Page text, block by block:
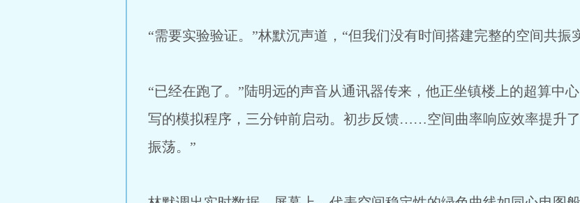
“需要实验验证。”林默沉声道，“但我们没有时间搭建完整的空间共振
“已经在跑了。”陆明远的声音从通讯器传来，他正坐镇楼上的超算中
写的模拟程序，三分钟前启动。初步反馈……空间曲率响应效率提升
振荡。”